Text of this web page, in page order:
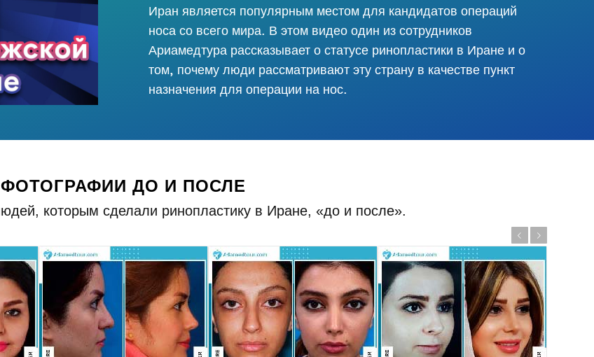
Иран является популярным местом для кандидатов операций
носа со всего мира. В этом видео один из сотрудников
Ариамедтура рассказывает о статусе ринопластики в Иране и о
том, почему люди рассматривают эту страну в качестве пункт
назначения для операции на нос.
ФОТОГРАФИИ ДО И ПОСЛЕ
которым сделали ринопластику в Иране, «до и после».